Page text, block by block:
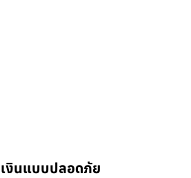
เงินแบบปลอดภัย